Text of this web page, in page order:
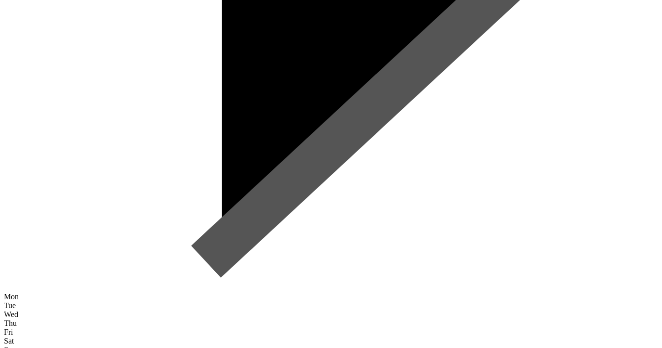
Mon
Tue
Wed
Thu
Fri
Sat